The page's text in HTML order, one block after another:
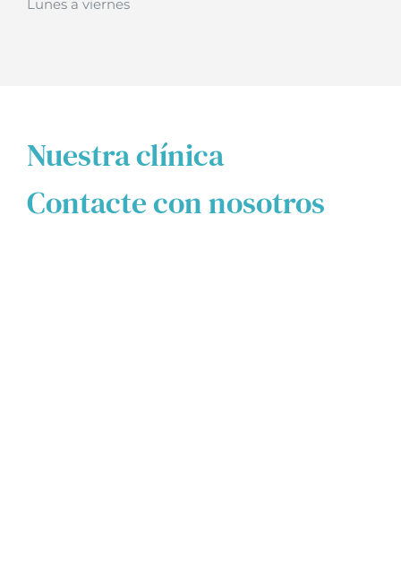
Lunes a viernes
Nuestra clínica
Contacte con nosotros